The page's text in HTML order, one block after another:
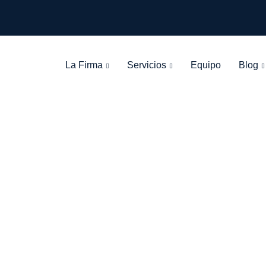
La Firma Servicios Equipo Blog